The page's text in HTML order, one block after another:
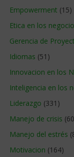
Empowerment (15)
Etica en los
Gerencia de
Idiomas (51)
Innovacion en los
Inteligencia en los
Liderazgo (331)
Manejo de crisis
Manejo del estrés
Motivacion (164)